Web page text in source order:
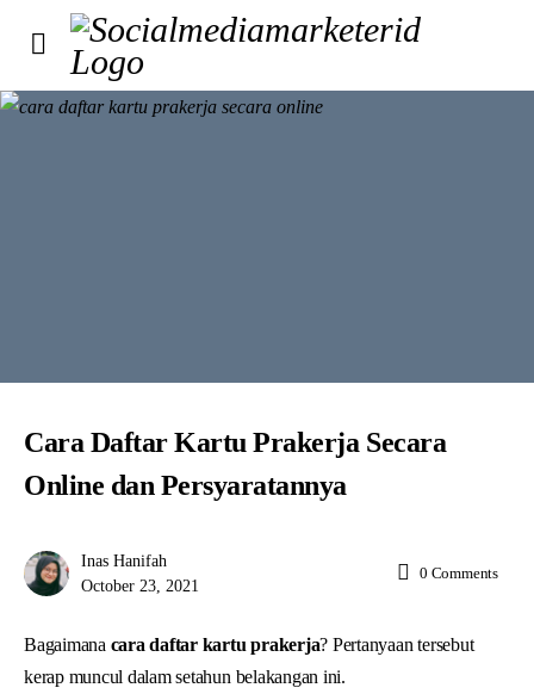
Cara Daftar Kartu Prakerja Secara
Online dan Persyaratannya
Inas Hanifah
October 23, 2021
0 Comments
Bagaimana cara daftar kartu prakerja? Pertanyaan tersebut
kerap muncul dalam setahun belakangan ini.